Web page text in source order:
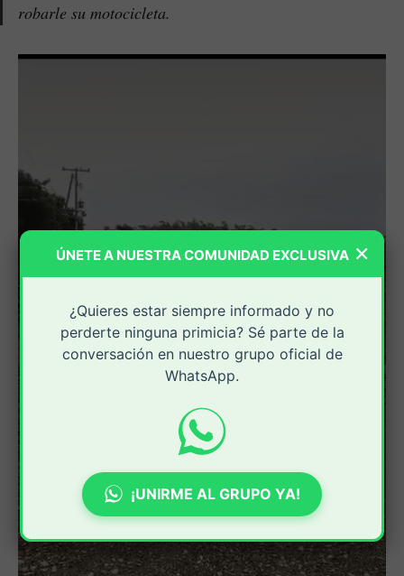
robarle su motocicleta.
×
ÚNETE A NUESTRA COMUNIDAD EXCLUSIVA
¿Quieres estar siempre informado y no
perderte ninguna primicia? Sé parte de la
conversación en nuestro grupo oficial de
WhatsApp.
¡UNIRME AL GRUPO YA!